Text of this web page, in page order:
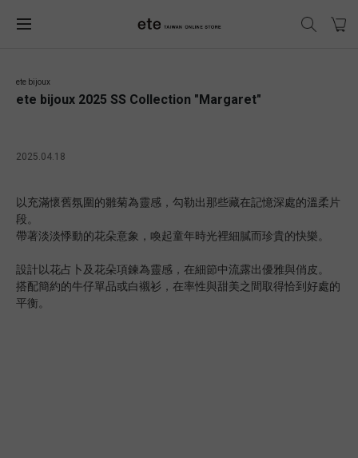
ete bijoux
ete bijoux 2025 SS Collection "Margaret"
2025.04.18
以充滿懷舊氛圍的雛菊為靈感，勾勒出那些藏在記憶深處的溫柔片
段。
帶著淡淡悸動的花朵意象，喚起童年時光裡細膩而珍貴的快樂。
設計以花占卜及花朵項鍊為靈感，在細節中流露出優雅與俏皮。
搭配簡約的牛仔單品或白襯衫，在率性與甜美之間取得恰到好處的
平衡。